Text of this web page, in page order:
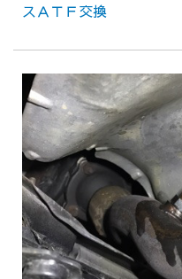
スＡＴＦ交換